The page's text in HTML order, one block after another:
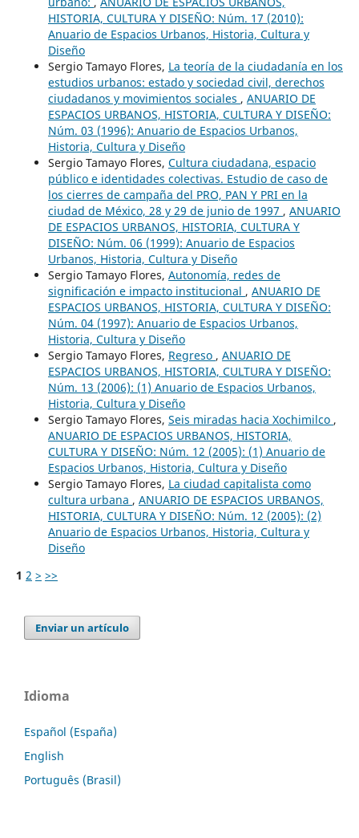
HISTORIA, CULTURA Y DISEÑO: Núm. 17 (2010):
Anuario de Espacios Urbanos, Historia, Cultura y
Diseño
Sergio Tamayo Flores, La teoría de la ciudadanía en los
estudios urbanos: estado y sociedad civil, derechos
ciudadanos y movimientos sociales , ANUARIO DE
ESPACIOS URBANOS, HISTORIA, CULTURA Y DISEÑO:
Núm. 03 (1996): Anuario de Espacios Urbanos,
Historia, Cultura y Diseño
Sergio Tamayo Flores, Cultura ciudadana, espacio
público e identidades colectivas. Estudio de caso de
los cierres de campaña del PRO, PAN Y PRI en la
ciudad de México, 28 y 29 de junio de 1997 , ANUARIO
DE ESPACIOS URBANOS, HISTORIA, CULTURA Y
DISEÑO: Núm. 06 (1999): Anuario de Espacios
Urbanos, Historia, Cultura y Diseño
Sergio Tamayo Flores, Autonomía, redes de
significación e impacto institucional , ANUARIO DE
ESPACIOS URBANOS, HISTORIA, CULTURA Y DISEÑO:
Núm. 04 (1997): Anuario de Espacios Urbanos,
Historia, Cultura y Diseño
Sergio Tamayo Flores, Regreso , ANUARIO DE
ESPACIOS URBANOS, HISTORIA, CULTURA Y DISEÑO:
Núm. 13 (2006): (1) Anuario de Espacios Urbanos,
Historia, Cultura y Diseño
Sergio Tamayo Flores, Seis miradas hacia Xochimilco ,
ANUARIO DE ESPACIOS URBANOS, HISTORIA,
CULTURA Y DISEÑO: Núm. 12 (2005): (1) Anuario de
Espacios Urbanos, Historia, Cultura y Diseño
Sergio Tamayo Flores, La ciudad capitalista como
cultura urbana , ANUARIO DE ESPACIOS URBANOS,
HISTORIA, CULTURA Y DISEÑO: Núm. 12 (2005): (2)
Anuario de Espacios Urbanos, Historia, Cultura y
Diseño
1 2 > >>
Enviar un artículo
Idioma
Español (España)
English
Português (Brasil)